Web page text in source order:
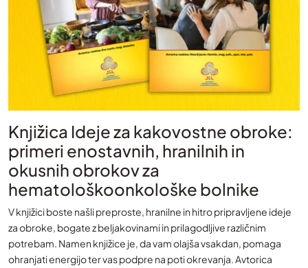
Knjižica Ideje za kakovostne obroke:
primeri enostavnih, hranilnih in
okusnih obrokov za
hematološkoonkološke bolnike
V knjižici boste našli preproste, hranilne in hitro pripravljene ideje
za obroke, bogate z beljakovinami in prilagodljive različnim
potrebam. Namen knjižice je, da vam olajša vsakdan, pomaga
ohranjati energijo ter vas podpre na poti okrevanja. Avtorica